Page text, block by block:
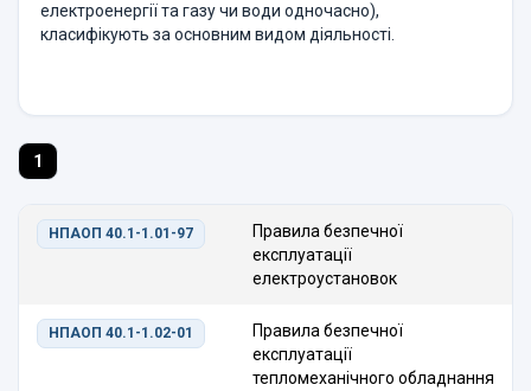
електроенергії та газу чи води одночасно),
класифікують за основним видом діяльності.
1
НПАОП 40.1-1.01-97
Правила безпечної
експлуатації
електроустановок
НПАОП 40.1-1.02-01
Правила безпечної
експлуатації
тепломеханічного обладнання